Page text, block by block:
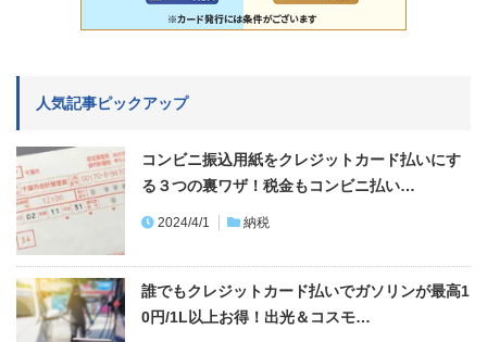
人気記事ピックアップ
コンビニ振込用紙をクレジットカード払いにす
る３つの裏ワザ！税金もコンビニ払い…
2024/4/1 納税
誰でもクレジットカード払いでガソリンが最高1
0円/1L以上お得！出光＆コスモ…